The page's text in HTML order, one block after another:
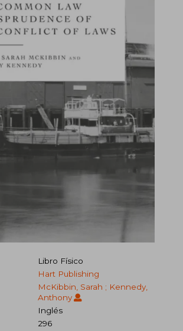
Libro Físico
Hart Publishing
McKibbin, Sarah ; Kennedy,
Anthony
Inglés
296